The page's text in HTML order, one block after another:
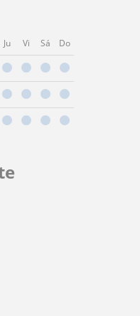
Ju Vi Sá Do